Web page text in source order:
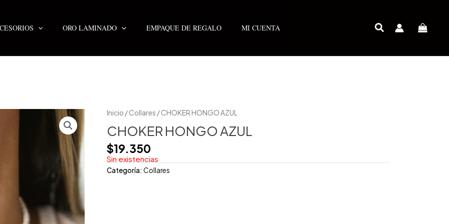
ORO LAMINADO EMPAQUE DE REGALO MI CUENTA
Inicio /Collares / CHOKER HONGO AZUL
CHOKER HONGO AZUL
$19.350
Sin existencias
Categoría: Collares